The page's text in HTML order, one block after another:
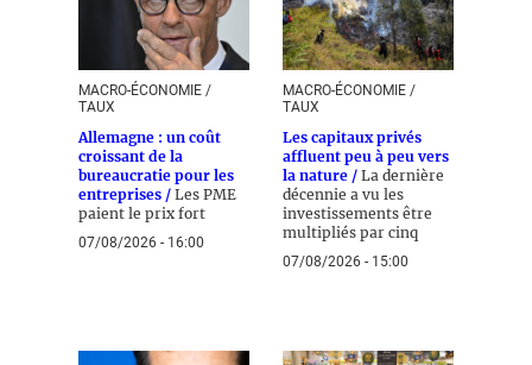
MACRO-ÉCONOMIE /
TAUX
Allemagne : un coût
croissant de la
bureaucratie pour les
entreprises / Les PME
paient le prix fort
07/08/2026 - 16:00
MACRO-ÉCONOMIE /
TAUX
Les capitaux privés
affluent peu à peu vers
la nature / La dernière
décennie a vu les
investissements être
multipliés par cinq
07/08/2026 - 15:00